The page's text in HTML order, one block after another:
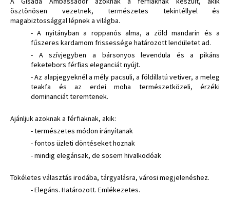
ösztönösen vezetnek, természetes tekintéllyel és
magabiztossággal lépnek a világba.
- A nyitányban a roppanós alma, a zöld mandarin és a
fűszeres kardamom frissessége határozott lendületet ad.
- A szívjegyben a bársonyos levendula és a pikáns
feketebors férfias eleganciát nyújt.
- Az alapjegyeknél a mély pacsuli, a földillatú vetiver, a meleg
teakfa és az erdei moha természetközeli, érzéki
dominanciát teremtenek.
Ajánljuk azoknak a férfiaknak, akik:
- természetes módon irányítanak
- fontos üzleti döntéseket hoznak
- mindig elegánsak, de sosem hivalkodóak
Tökéletes választás irodába, tárgyalásra, városi megjelenéshez.
- Elegáns. Határozott. Emlékezetes.